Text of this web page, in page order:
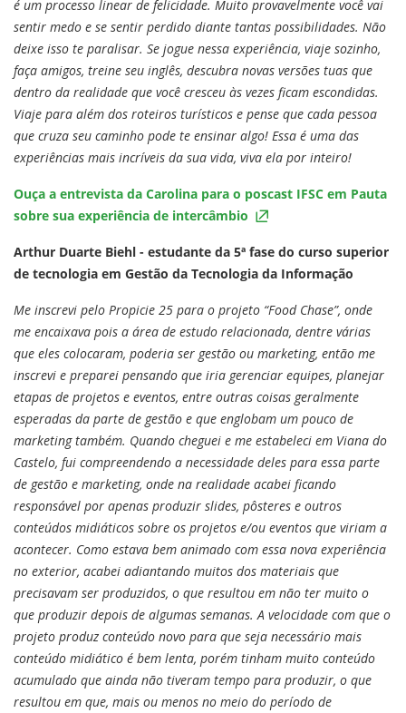
é um processo linear de felicidade. Muito provavelmente você vai
sentir medo e se sentir perdido diante tantas possibilidades. Não
deixe isso te paralisar. Se jogue nessa experiência, viaje sozinho,
faça amigos, treine seu inglês, descubra novas versões tuas que
dentro da realidade que você cresceu às vezes ficam escondidas.
Viaje para além dos roteiros turísticos e pense que cada pessoa
que cruza seu caminho pode te ensinar algo! Essa é uma das
experiências mais incríveis da sua vida, viva ela por inteiro!
Ouça a entrevista da Carolina para o poscast IFSC em Pauta
sobre sua experiência de intercâmbio
Arthur Duarte Biehl - estudante da 5ª fase do curso superior
de tecnologia em Gestão da Tecnologia da Informação
Me inscrevi pelo Propicie 25 para o projeto “Food Chase”, onde
me encaixava pois a área de estudo relacionada, dentre várias
que eles colocaram, poderia ser gestão ou marketing, então me
inscrevi e preparei pensando que iria gerenciar equipes, planejar
etapas de projetos e eventos, entre outras coisas geralmente
esperadas da parte de gestão e que englobam um pouco de
marketing também. Quando cheguei e me estabeleci em Viana do
Castelo, fui compreendendo a necessidade deles para essa parte
de gestão e marketing, onde na realidade acabei ficando
responsável por apenas produzir slides, pôsteres e outros
conteúdos midiáticos sobre os projetos e/ou eventos que viriam a
acontecer. Como estava bem animado com essa nova experiência
no exterior, acabei adiantando muitos dos materiais que
precisavam ser produzidos, o que resultou em não ter muito o
que produzir depois de algumas semanas. A velocidade com que o
projeto produz conteúdo novo para que seja necessário mais
conteúdo midiático é bem lenta, porém tinham muito conteúdo
acumulado que ainda não tiveram tempo para produzir, o que
resultou em que, mais ou menos no meio do período de